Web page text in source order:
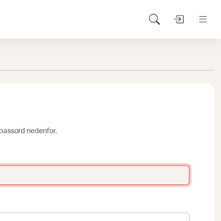
nedenfor.